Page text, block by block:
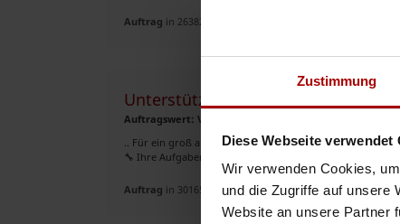
Zustimmung
Diese Webseite verwendet
Wir verwenden Cookies,
und die Zugriffe auf unsere
Website an unsere Partner
Auftrag in 26382, Wilhelmshaven
Unterstützung für den Straßenbau
Auftragswert: VHB EUR
.. Für ein groß angelegtesTiefbauprojekt in Hannover
🔧 Ihre Aufgaben - Durchführung von
Auftrag in 30165, Hannover